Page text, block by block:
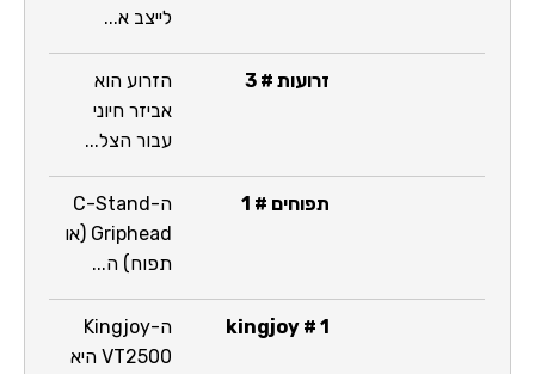
לייצב א...
זרועות # 3
הזרוע הוא
אביזר חיוני
עבור הצל...
תפוחים # 1
ה-C-Stand
Griphead (או
תפוח) ה...
kingjoy # 1
ה-Kingjoy
VT2500 היא